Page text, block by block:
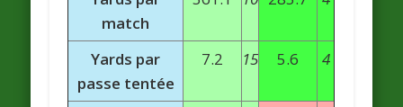
match
Yards par
passe tentée
7.2 15 5.6 4